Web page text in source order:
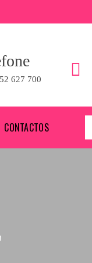
627 700
CONTACTOS